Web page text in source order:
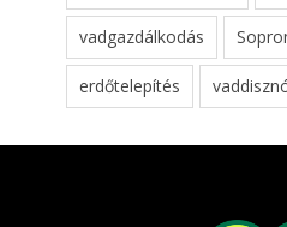
vadgazdálkodás
erdőtelepítés